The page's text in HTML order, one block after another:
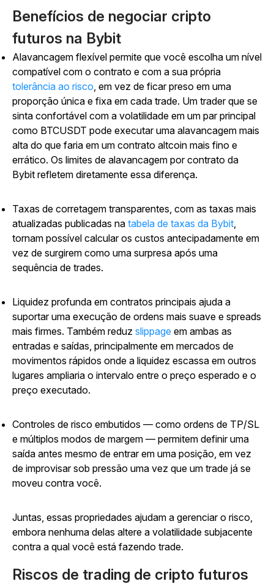
Benefícios de negociar cripto
futuros na Bybit
Alavancagem flexível permite que você escolha um nível
compatível com o contrato e com a sua própria
tolerância ao risco , em vez de ficar preso em uma
proporção única e fixa em cada trade. Um trader que se
sinta confortável com a volatilidade em um par principal
como BTCUSDT pode executar uma alavancagem mais
alta do que faria em um contrato altcoin mais fino e
errático. Os limites de alavancagem por contrato da
Bybit refletem diretamente essa diferença.
Taxas de corretagem transparentes , com as taxas mais
atualizadas publicadas na tabela de taxas da Bybit
tornam possível calcular os custos antecipadamente em
vez de surgirem como uma surpresa após uma
sequência de trades.
Liquidez profunda em contratos principais ajuda a
suportar uma execução de ordens mais suave e spreads
mais firmes. Também reduz slippage em ambas as
entradas e saídas, principalmente em mercados de
movimentos rápidos onde a liquidez escassa em outros
lugares ampliaria o intervalo entre o preço esperado e o
preço executado.
Controles de risco embutidos — como ordens de TP/SL
e múltiplos modos de margem — permitem definir uma
saída antes mesmo de entrar em uma posição, em vez
de improvisar sob pressão uma vez que um trade já se
moveu contra você.
Juntas, essas propriedades ajudam a gerenciar o risco,
embora nenhuma delas altere a volatilidade subjacente
contra a qual você está fazendo trade.
Riscos de trading de cripto futuros